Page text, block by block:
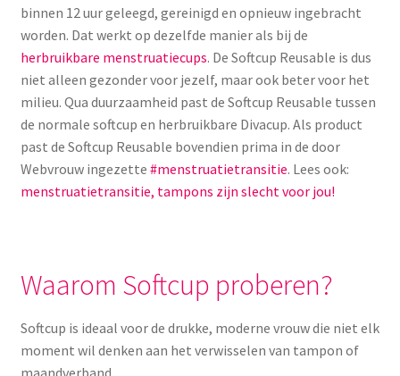
binnen 12 uur geleegd, gereinigd en opnieuw ingebracht
worden. Dat werkt op dezelfde manier als bij de
herbruikbare menstruatiecups. De Softcup Reusable is dus
niet alleen gezonder voor jezelf, maar ook beter voor het
milieu. Qua duurzaamheid past de Softcup Reusable tussen
de normale softcup en herbruikbare Divacup. Als product
past de Softcup Reusable bovendien prima in de door
Webvrouw ingezette #menstruatietransitie. Lees ook:
menstruatietransitie, tampons zijn slecht voor jou!
Waarom Softcup proberen?
Softcup is ideaal voor de drukke, moderne vrouw die niet elk
moment wil denken aan het verwisselen van tampon of